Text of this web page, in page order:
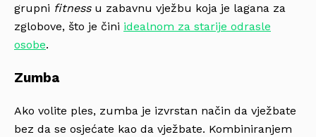
grupni fitness u zabavnu vježbu koja je lagana za
zglobove, što je čini idealnom za starije odrasle
osobe.
Zumba
Ako volite ples, zumba je izvrstan način da vježbate
bez da se osjećate kao da vježbate. Kombiniranjem